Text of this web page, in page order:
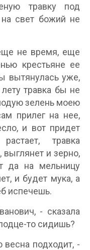
травку под
свет божий не
не время, еще
крестьяне ее
вытянулась уже,
травка бы не
зелень моею
прилег на нее,
и вот придет
травка
выглянет и зерно,
да на мельницу
и будет мука, а
испечешь.
- сказала
то сидишь?
весна подходит, -